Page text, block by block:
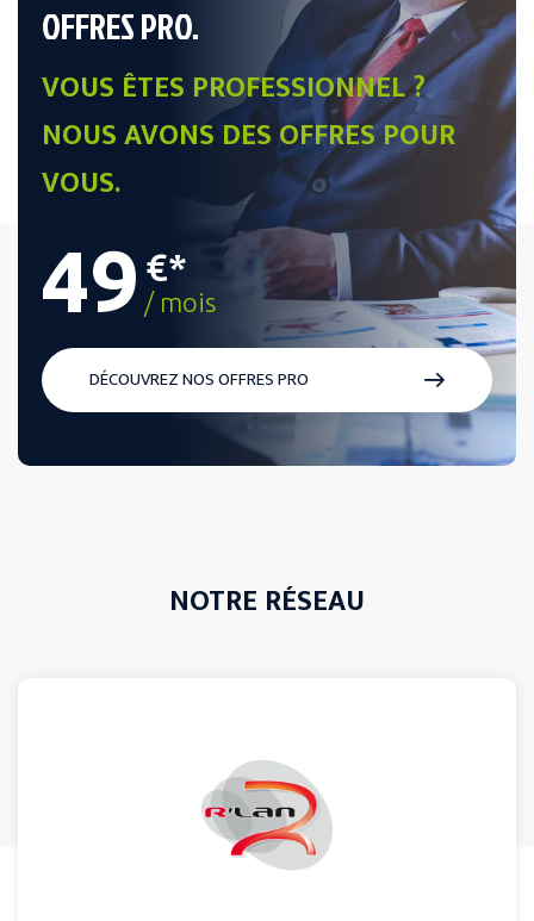
OFFRES PRO.
VOUS ÊTES PROFESSIONNEL ?
NOUS AVONS DES OFFRES POUR
VOUS.
49 €*
/ mois
DÉCOUVREZ NOS OFFRES PRO
NOTRE RÉSEAU